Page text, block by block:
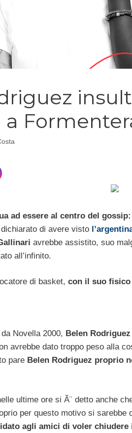
a
ad essere al centro del gossip:
di avere visto
avrebbe assistito, suo
all’infinito.
di basket, con il suo fisico
Novella 2000, Belen
avrebbe dato troppo peso alla
pare Belen Rodriguez proprio
ultime ore si Ã¨ detto anche
per questo motivo si sarebbe
agli amici di voler